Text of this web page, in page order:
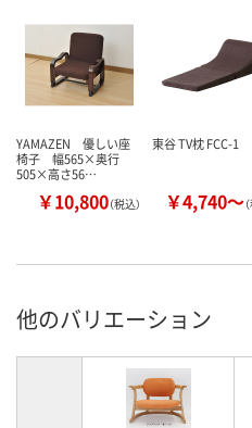
YAMAZEN 優しい座
椅子 幅565×奥行
505×高さ56…
￥10,800（税込）
東谷 TV枕 FCC-1
￥4,740～
他のバリエーション